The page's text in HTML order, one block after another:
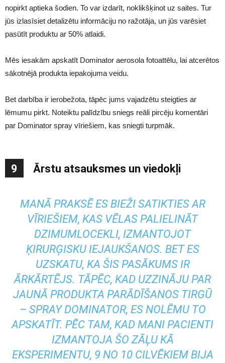
nopirkt aptieka šodien. To var izdarīt, noklikšķinot uz saites. Tur
jūs izlasīsiet detalizētu informāciju no ražotāja, un jūs varēsiet
pasūtīt produktu ar 50% atlaidi.
Mēs iesakām apskatīt Dominator aerosola fotoattēlu, lai atcerētos
sākotnējā produkta iepakojuma veidu.
Bet darbība ir ierobežota, tāpēc jums vajadzētu steigties ar
lēmumu pirkt. Noteiktu palīdzību sniegs reāli pircēju komentāri
par Dominator spray vīriešiem, kas sniegti turpmāk.
9 Ārstu atsauksmes un viedokļi
MANĀ PRAKSĒ ES BIEŽI SATIKTIES AR
VĪRIEŠIEM, KAS VĒLAS PALIELINĀT
DZIMUMLOCEKLI, IZMANTOJOT
ĶIRURĢISKU IEJAUKŠANOS. BET ES
UZSKATU, KA ŠIS PASĀKUMS IR
ĀRKĀRTĒJS. TĀPĒC, KAD UZZINĀJU PAR
JAUNĀ PRODUKTA PARĀDĪŠANOS TIRGŪ
– SPRAY DOMINATOR, ES NOLĒMU TO
APSKATĪT. PĒC TAM, KAD MANI PACIENTI
IZMANTOJA ŠO ZĀĻU KĀ
EKSPERIMENTU, 9 NO 10 CILVĒKIEM BIJA